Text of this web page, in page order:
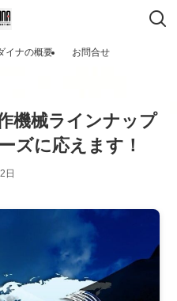
イナの概要 お問合せ
機械ラインナップ
ズに応えます！
日